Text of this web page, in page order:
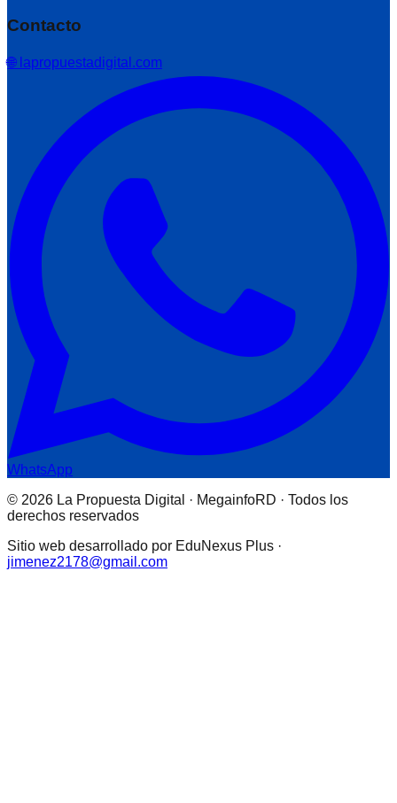
Contacto
🌐 lapropuestadigital.com
WhatsApp
© 2026 La Propuesta Digital · MegainfoRD · Todos los
derechos reservados
Sitio web desarrollado por EduNexus Plus ·
jimenez2178@gmail.com